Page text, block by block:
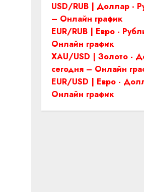
USD/RUB | Доллар -
– Онлайн график
EUR/RUB | Евро -
Онлайн график
XAU/USD | Золото -
сегодня – Онлайн
EUR/USD | Евро -
Онлайн график